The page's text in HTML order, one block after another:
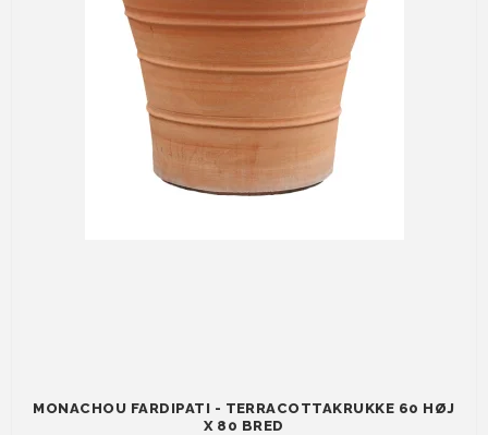
MONACHOU FARDIPATI - TERRACOTTAKRUKKE 60 HØJ
X 80 BRED